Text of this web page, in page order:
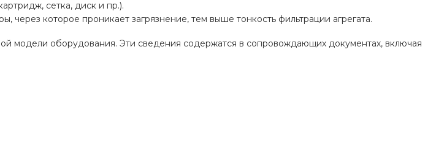
сетка, диск и пр.).
которое проникает загрязнение, тем выше тонкость фильтрации агрегата.
модели оборудования. Эти сведения содержатся в сопровождающих документах, включая